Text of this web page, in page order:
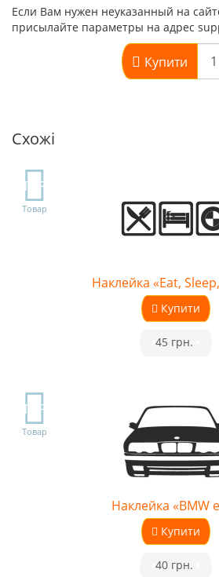
Если Вам нужен неуказанный на
присылайте параметры на адрес
Купити
Схожі
TOP
Товар
Наклейка «Eat,
Купити
45 грн.
TOP
Товар
Наклейка «BMW
Купити
40 грн.